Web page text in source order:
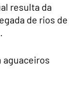
resulta da
de rios de
aguaceiros